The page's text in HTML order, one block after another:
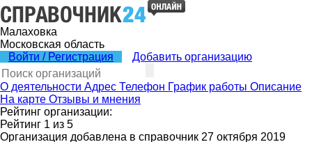
Малаховка
Московская область
Войти / Регистрация
Добавить организацию
О деятельности Адрес Телефон График работы Описание
На карте Отзывы и мнения
Рейтинг организации:
Рейтинг 1 из 5
Организация добавлена в справочник 27 октября 2019